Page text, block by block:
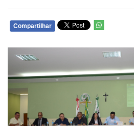
Compartilhar